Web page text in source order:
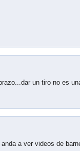
un tiro no es
a ver videos de